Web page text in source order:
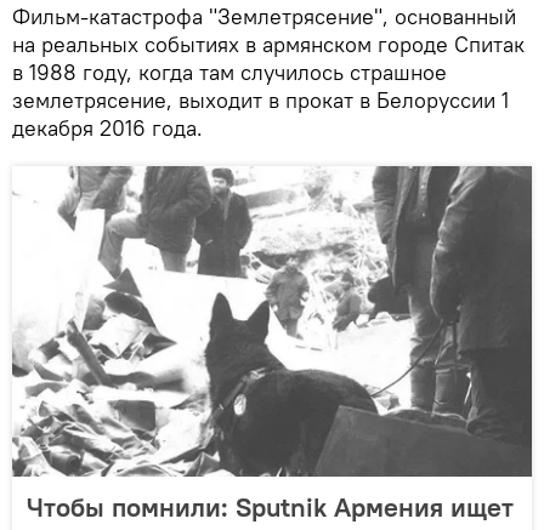
Фильм-катастрофа "Землетрясение", основанный
на реальных событиях в армянском городе Спитак
в 1988 году, когда там случилось страшное
землетрясение, выходит в прокат в Белоруссии 1
декабря 2016 года.
Чтобы помнили: Sputnik Армения ищет